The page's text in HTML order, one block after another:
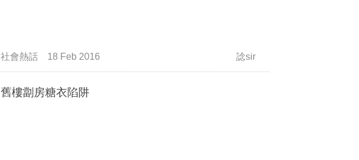
社會熱話 18 Feb 2016 諗sir
舊樓劏房糖衣陷阱